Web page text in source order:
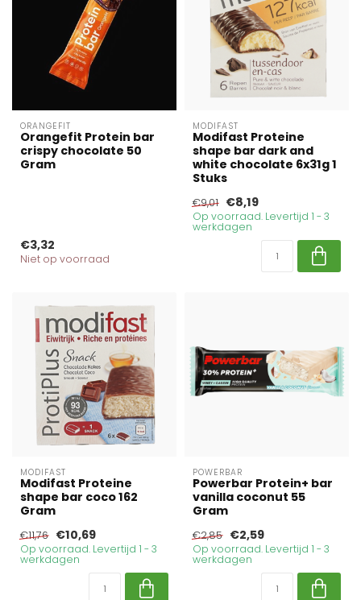
ORANGEFIT
Orangefit Protein bar
crispy chocolate 50
Gram
€3,32
Niet op voorraad
MODIFAST
Modifast Proteine
shape bar dark and
white chocolate 6x31g 1
Stuks
€9,01 €8,19
Op voorraad. Levertijd 1 - 3
werkdagen
MODIFAST
Modifast Proteine
shape bar coco 162
Gram
€11,76 €10,69
Op voorraad. Levertijd 1 - 3
werkdagen
POWERBAR
Powerbar Protein+ bar
vanilla coconut 55
Gram
€2,85 €2,59
Op voorraad. Levertijd 1 - 3
werkdagen